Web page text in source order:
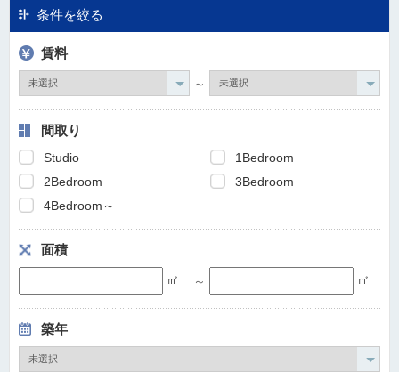
条件を絞る
賃料
～
間取り
Studio
1Bedroom
2Bedroom
3Bedroom
4Bedroom～
面積
㎡ ～ ㎡
築年